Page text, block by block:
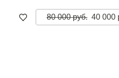
80 000 руб. 40 000